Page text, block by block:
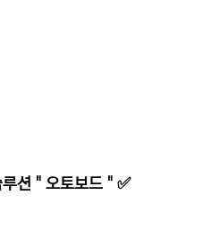
션 " 오토보드 " ✅